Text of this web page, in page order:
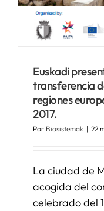
Euskadi
transferencia
regiones
2017.
Por Biosistemak | 22
La ciudad de
acogida del
celebrado del